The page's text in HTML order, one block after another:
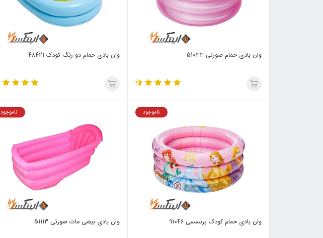
وان بادی حمام صورتی 51033 وان بادی حمام دو رنگ کودک 48421
ناموجود
وان بادی حمام کودک پرنسسی 91046
ناموجود
وان بادی بیضی مات صورتی 51113